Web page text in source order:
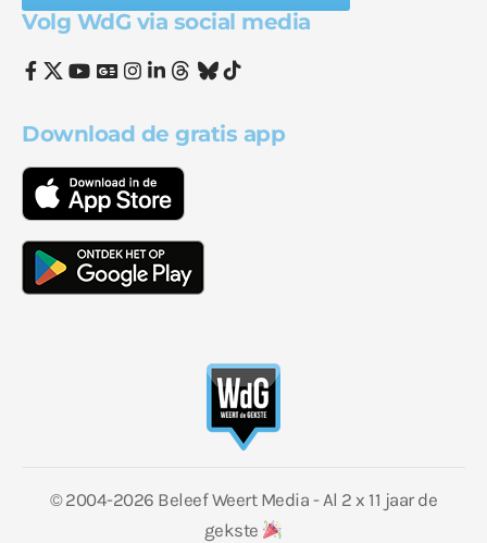
Volg WdG via social media
Download de gratis app
© 2004-2026 Beleef Weert Media - Al 2 x 11 jaar de
gekste